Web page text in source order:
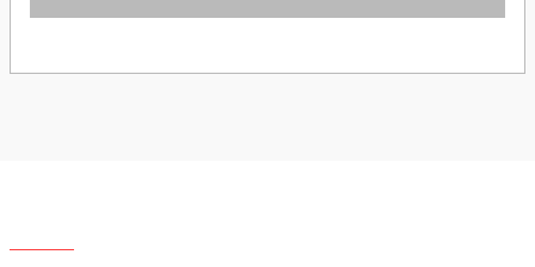
yetersiz gördüğünüz noktaları öneri formunu kullanarak tarafımıza